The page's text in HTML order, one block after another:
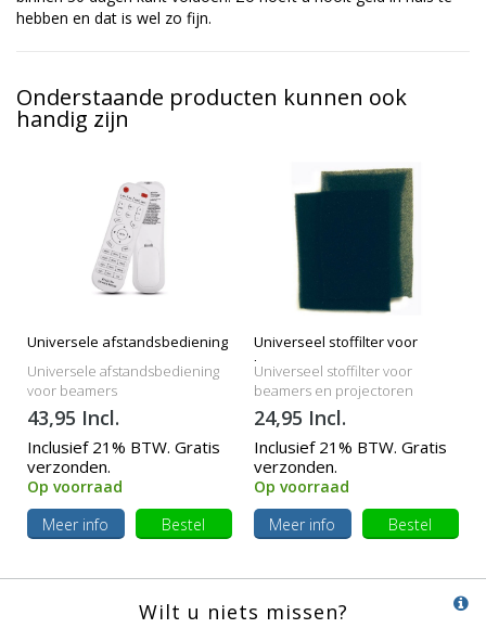
hebben en dat is wel zo fijn.
Onderstaande producten kunnen ook
handig zijn
Universele afstandsbediening
Universele afstandsbediening
voor beamers
43,95 Incl.
Inclusief 21% BTW. Gratis
verzonden.
Op voorraad
Meer info
Bestel
Universeel stoffilter voor
beamers
Universeel stoffilter voor
beamers en projectoren
24,95 Incl.
Inclusief 21% BTW. Gratis
verzonden.
Op voorraad
Meer info
Bestel
Wilt u niets missen?